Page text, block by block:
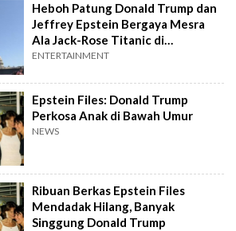
Heboh Patung Donald Trump dan
Jeffrey Epstein Bergaya Mesra
Ala Jack-Rose Titanic di
Washington
ENTERTAINMENT
Epstein Files: Donald Trump
Perkosa Anak di Bawah Umur
NEWS
Ribuan Berkas Epstein Files
Mendadak Hilang, Banyak
Singgung Donald Trump